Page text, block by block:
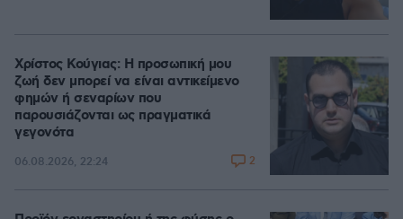
Χρίστος Κούγιας: Η προσωπική μου
ζωή δεν μπορεί να είναι αντικείμενο
φημών ή σεναρίων που
παρουσιάζονται ως πραγματικά
γεγονότα
06.08.2026, 22:24 2